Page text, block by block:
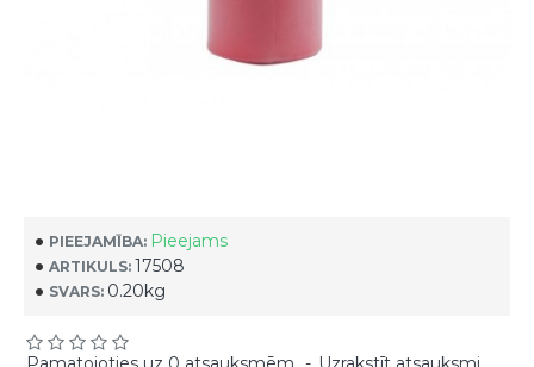
PIEEJAMĪBA: Pieejams
ARTIKULS: 17508
SVARS: 0.20kg